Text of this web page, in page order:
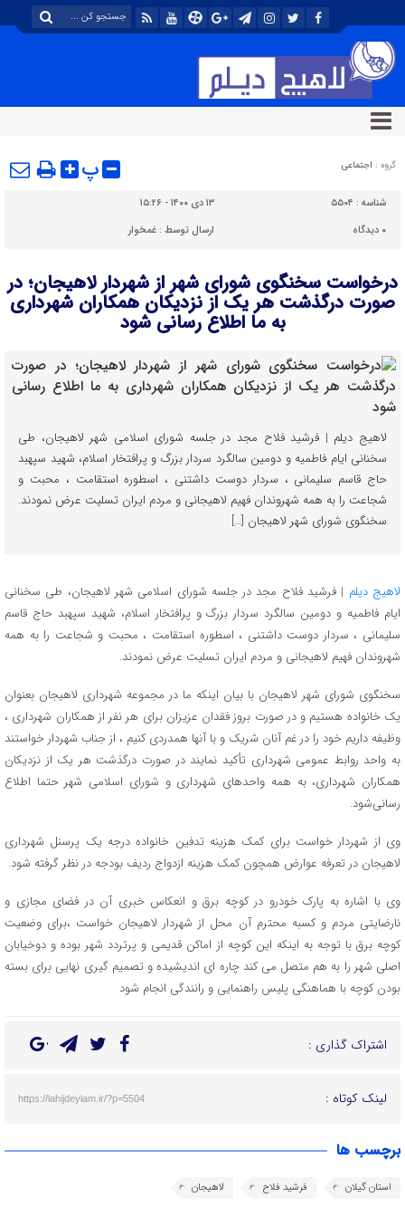
گروه : اجتماعی پ
شناسه : ۵۵۰۴
۱۳ دی ۱۴۰۰ - ۱۵:۲۶
۰ دیدگاه ارسال توسط :غمخوار
درخواست سخنگوی شورای شهر از شهردار لاهیجان؛ در
صورت درگذشت هر یک از نزدیکان همکاران شهرداری
به ما اطلاع رسانی شود
لاهیج دیلم | فرشید فلاح مجد در جلسه شورای اسلامی شهر لاهیجان، طی
سخنانی ایام فاطمیه و دومین سالگرد سردار بزرگ و پرافتخار اسلام، شهید سپهبد
حاج قاسم سلیمانی ، سردار دوست داشتنی ، اسطوره استقامت ، محبت و
شجاعت را به همه شهروندان فهیم لاهیجانی و مردم ایران تسلیت عرض نمودند.
سخنگوی شورای شهر لاهیجان […]
لاهیج دیلم | فرشید فلاح مجد در جلسه شورای اسلامی شهر لاهیجان، طی سخنانی
ایام فاطمیه و دومین سالگرد سردار بزرگ و پرافتخار اسلام، شهید سپهبد حاج قاسم
سلیمانی ، سردار دوست داشتنی ، اسطوره استقامت ، محبت و شجاعت را به همه
شهروندان فهیم لاهیجانی و مردم ایران تسلیت عرض نمودند.
سخنگوی شورای شهر لاهیجان با بیان اینکه ما در مجموعه شهرداری لاهیجان بعنوان
یک خانواده هستیم و در صورت بروز فقدان عزیزان برای هر نفر از همکاران شهرداری ،
وظیفه داریم خود را در غم آنان شریک و با آنها همدردی کنیم ، از جناب شهردار خواستند
به واحد روابط عمومی شهرداری تأکید نمایند در صورت درگذشت هر یک از نزدیکان
همکاران شهرداری، به همه واحدهای شهرداری‌ و شورای اسلامی شهر حتما اطلاع
رسانی‌شود.
وی از شهردار خواست برای کمک هزینه تدفین خانواده درجه یک پرسنل شهرداری
لاهیجان در تعرفه عوارض همچون کمک هزینه ازدواج ردیف بودجه در نظر گرفته شود.
وی با اشاره به پارک خودرو در کوچه برق و انعکاس خبری آن در فضای مجازی و
نارضایتی مردم و کسبه محترم آن محل از شهردار لاهیجان خواست ،برای وضعیت
کوچه برق با توجه به اینکه این کوچه از اماکن قدیمی و پرتردد شهر بوده و دوخیابان
اصلی شهر را به هم متصل می کند چاره ای اندیشیده و تصمیم گیری نهایی برای بسته
بودن کوچه با هماهنگی پلیس راهنمایی و رانندگی انجام شود
اشتراک گذاری :
لینک کوتاه : https://lahijdeylam.ir/?p=5504
برچسب ها
استان گیلان فرشید فلاح لاهیجان